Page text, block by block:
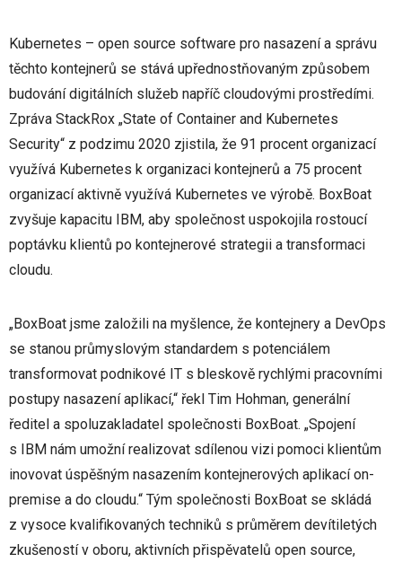
Kubernetes – open source software pro nasazení a správu
těchto kontejnerů se stává upřednostňovaným způsobem
budování digitálních služeb napříč cloudovými prostředími.
Zpráva StackRox „State of Container and Kubernetes
Security“ z podzimu 2020 zjistila, že 91 procent organizací
využívá Kubernetes k organizaci kontejnerů a 75 procent
organizací aktivně využívá Kubernetes ve výrobě. BoxBoat
zvyšuje kapacitu IBM, aby společnost uspokojila rostoucí
poptávku klientů po kontejnerové strategii a transformaci
cloudu.
„BoxBoat jsme založili na myšlence, že kontejnery a DevOps
se stanou průmyslovým standardem s potenciálem
transformovat podnikové IT s bleskově rychlými pracovními
postupy nasazení aplikací,“ řekl Tim Hohman, generální
ředitel a spoluzakladatel společnosti BoxBoat. „Spojení
s IBM nám umožní realizovat sdílenou vizi pomoci klientům
inovovat úspěšným nasazením kontejnerových aplikací on-
premise a do cloudu.“ Tým společnosti BoxBoat se skládá
z vysoce kvalifikovaných techniků s průměrem devítiletých
zkušeností v oboru, aktivních přispěvatelů open source,